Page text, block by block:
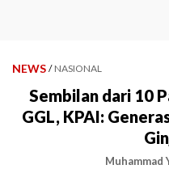
NEWS / NASIONAL
Sembilan dari 10
GGL, KPAI:
Muhammad